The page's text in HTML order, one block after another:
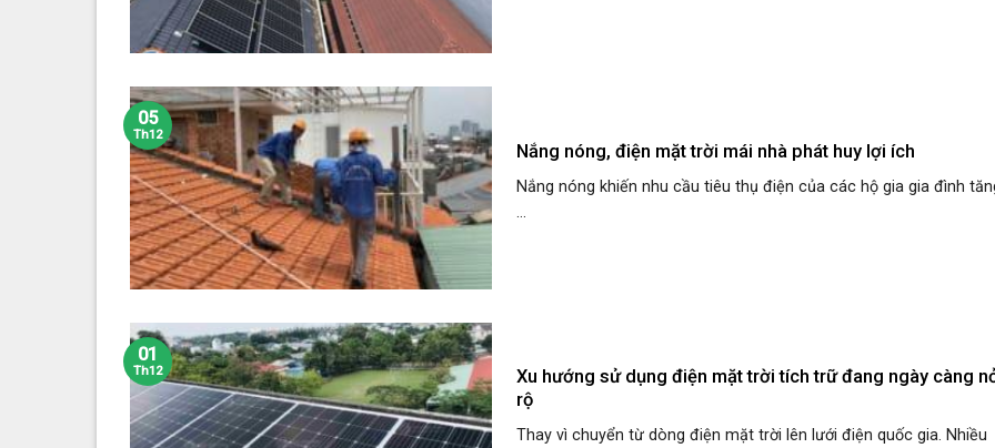
Nắng nóng, điện mặt trời mái nhà phát huy lợi ích
Nắng nóng khiến nhu cầu tiêu thụ điện của các hộ gia gia đình
...
05
Th12
Xu hướng sử dụng điện mặt trời tích trữ đang ngày càng
rộ
Thay vì chuyển từ dòng điện mặt trời lên lưới điện quốc gia. Nhiều
01
Th12